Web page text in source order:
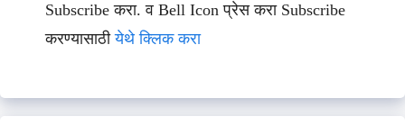
Subscribe करा. व Bell Icon प्रेस करा Subscribe
करण्यासाठीयेथे क्लिक करा